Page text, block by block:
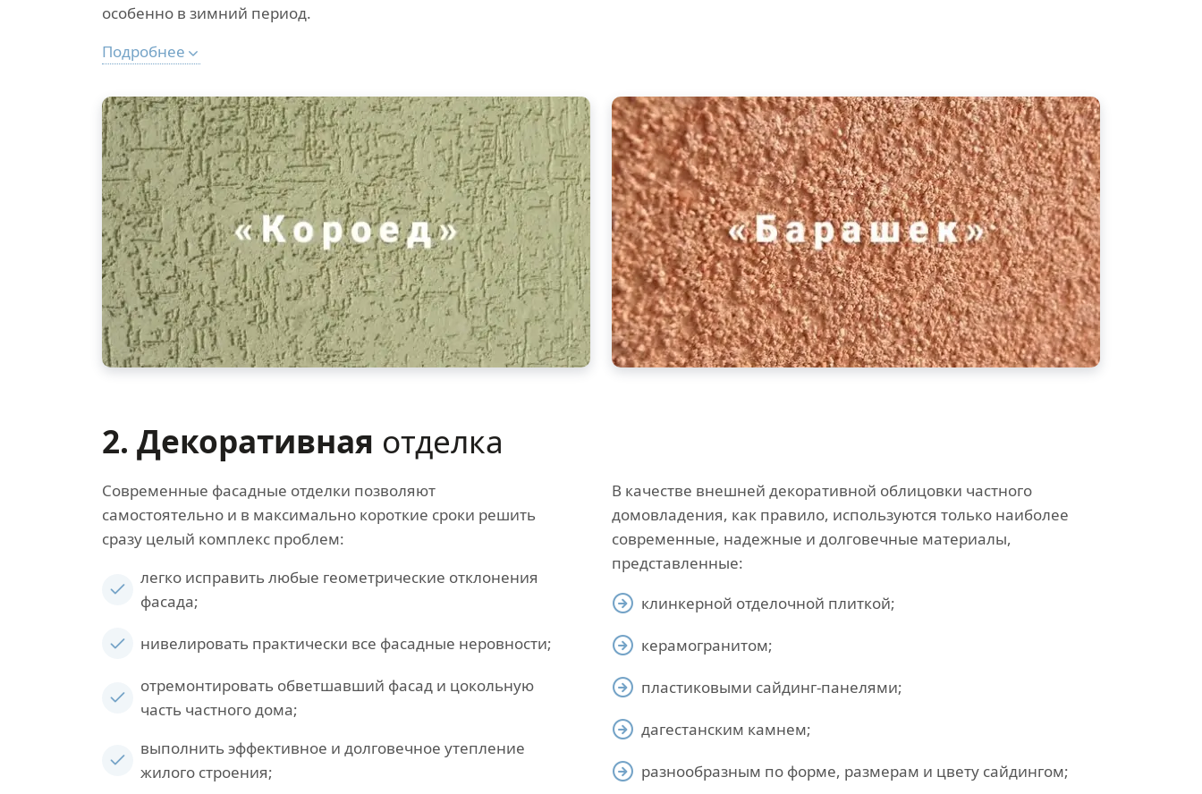
особенно в зимний период.
Подробнее
2. Декоративная отделка
Современные фасадные отделки позволяют
самостоятельно и в максимально короткие сроки решить
сразу целый комплекс проблем:
легко исправить любые геометрические отклонения
фасада;
нивелировать практически все фасадные неровности;
отремонтировать обветшавший фасад и цокольную
часть частного дома;
выполнить эффективное и долговечное утепление
жилого строения;
В качестве внешней декоративной облицовки частного
домовладения, как правило, используются только наиболее
современные, надежные и долговечные материалы,
представленные:
клинкерной отделочной плиткой;
керамогранитом;
пластиковыми сайдинг-панелями;
дагестанским камнем;
разнообразным по форме, размерам и цвету сайдингом;